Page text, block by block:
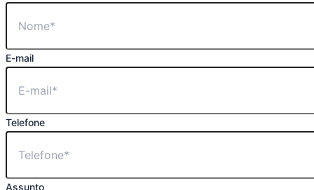
E-mail
Telefone
Assunto